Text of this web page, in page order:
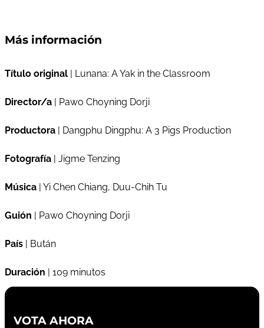
Más información
Título original | Lunana: A Yak in the Classroom
Director/a | Pawo Choyning Dorji
Productora | Dangphu Dingphu: A 3 Pigs Production
Fotografía | Jigme Tenzing
Música | Yi Chen Chiang, Duu-Chih Tu
Guión | Pawo Choyning Dorji
País | Bután
Duración | 109 minutos
VOTA AHORA